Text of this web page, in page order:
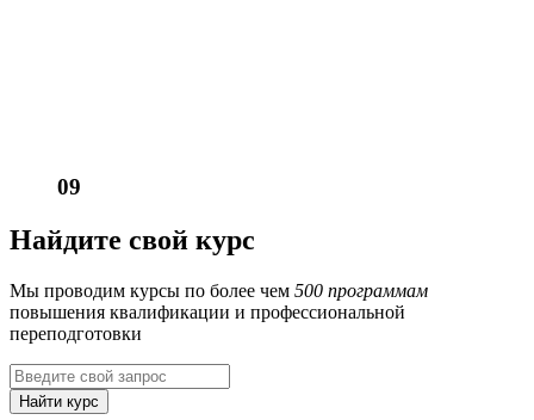
09
Найдите свой курс
Мы проводим курсы по более чем 500 программам
повышения квалификации и профессиональной
переподготовки
Найти курс